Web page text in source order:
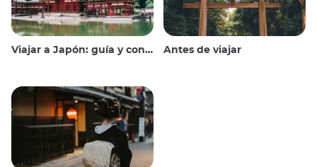
Viajar a Japón: guía y consejos Antes de viajar